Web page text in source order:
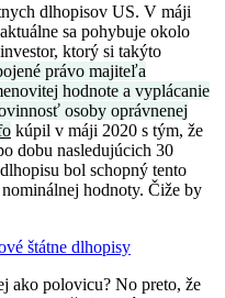
dlhopisov US. V máji
sa pohybuje okolo
ktorý si takýto
právo majiteľa
hodnote a vyplácanie
osoby oprávnenej
kúpil v máji 2020 s tým, že
dobu nasledujúcich 30
bol schopný tento
hodnoty. Čiže by
štátne dlhopisy
ako polovicu? No preto, že